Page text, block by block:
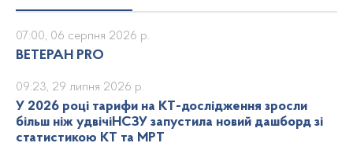
ВЕТЕРАН PRO
07:00, 06 серпня 2026 р.
У 2026 році тарифи на КТ-дослідження зросли
більш ніж удвічіНСЗУ запустила новий дашборд зі
статистикою КТ та МРТ
09:23, 29 липня 2026 р.